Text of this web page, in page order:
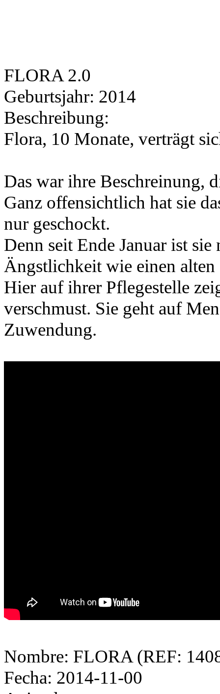
FLORA 2.0
Geburtsjahr: 2014
Beschreibung:
Flora, 10 Monate, verträgt
Das war ihre Beschreinung,
Ganz offensichtlich hat sie
nur geschockt.
Denn seit Ende Januar ist
Ängstlichkeit wie einen alten
Hier auf ihrer Pflegestelle
verschmust. Sie geht auf
Zuwendung.
Nombre: FLORA (REF:
Fecha: 2014-11-00